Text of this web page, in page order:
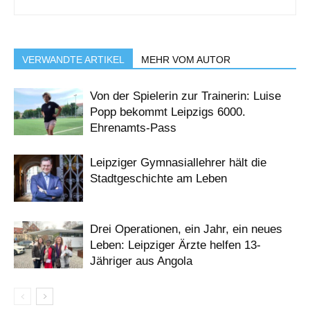
VERWANDTE ARTIKEL MEHR VOM AUTOR
Von der Spielerin zur Trainerin: Luise
Popp bekommt Leipzigs 6000.
Ehrenamts-Pass
Leipziger Gymnasiallehrer hält die
Stadtgeschichte am Leben
Drei Operationen, ein Jahr, ein neues
Leben: Leipziger Ärzte helfen 13-
Jähriger aus Angola